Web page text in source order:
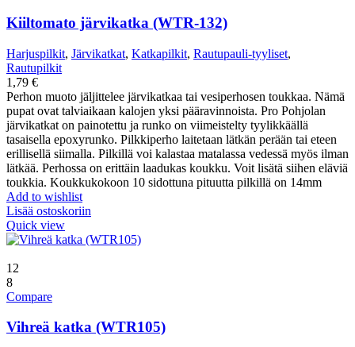
Kiiltomato järvikatka (WTR-132)
Harjuspilkit, Järvikatkat, Katkapilkit, Rautupauli-tyyliset,
Rautupilkit
1,79 €
Perhon muoto jäljittelee järvikatkaa tai vesiperhosen toukkaa. Nämä
pupat ovat talviaikaan kalojen yksi pääravinnoista. Pro Pohjolan
järvikatkat on painotettu ja runko on viimeistelty tyylikkäällä
tasaisella epoxyrunko. Pilkkiperho laitetaan lätkän perään tai eteen
erillisellä siimalla. Pilkillä voi kalastaa matalassa vedessä myös ilman
lätkää. Perhossa on erittäin laadukas koukku. Voit lisätä siihen eläviä
toukkia. Koukkukokoon 10 sidottuna pituutta pilkillä on 14mm
Add to wishlist
Lisää ostoskoriin
Quick view
12
8
Compare
Vihreä katka (WTR105)